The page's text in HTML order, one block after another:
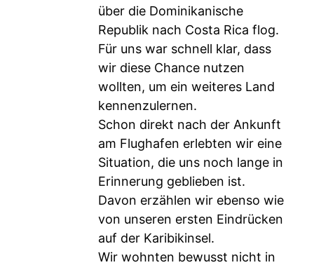
über die Dominikanische
Republik nach Costa Rica flog.
Für uns war schnell klar, dass
wir diese Chance nutzen
wollten, um ein weiteres Land
kennenzulernen.
Schon direkt nach der Ankunft
am Flughafen erlebten wir eine
Situation, die uns noch lange in
Erinnerung geblieben ist.
Davon erzählen wir ebenso wie
von unseren ersten Eindrücken
auf der Karibikinsel.
Wir wohnten bewusst nicht in